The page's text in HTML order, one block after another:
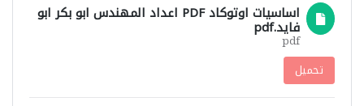
اساسيات اوتوكاد PDF اعداد المهندس ابو بكر ابو
فايد.pdf
pdf
تحميل